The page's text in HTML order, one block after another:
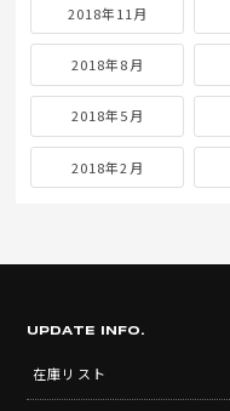
2018年11月
2018年8月
2018年5月
2018年2月
UPDATE INFO.
在庫リスト